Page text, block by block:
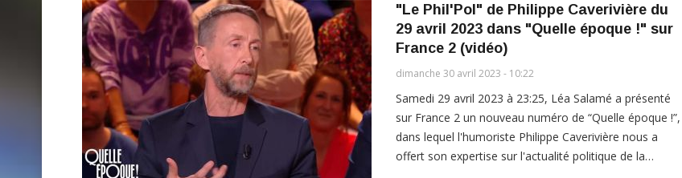
"Le Phil'Pol" de Philippe Caverivière du
29 avril 2023 dans "Quelle époque !" sur
France 2 (vidéo)
dimanche 30 avril 2023 - 10:22
Samedi 29 avril 2023 à 23:25, Léa Salamé a présenté
sur France 2 un nouveau numéro de “Quelle époque !”,
dans lequel l'humoriste Philippe Caverivière nous a
offert son expertise sur l'actualité politique de la…